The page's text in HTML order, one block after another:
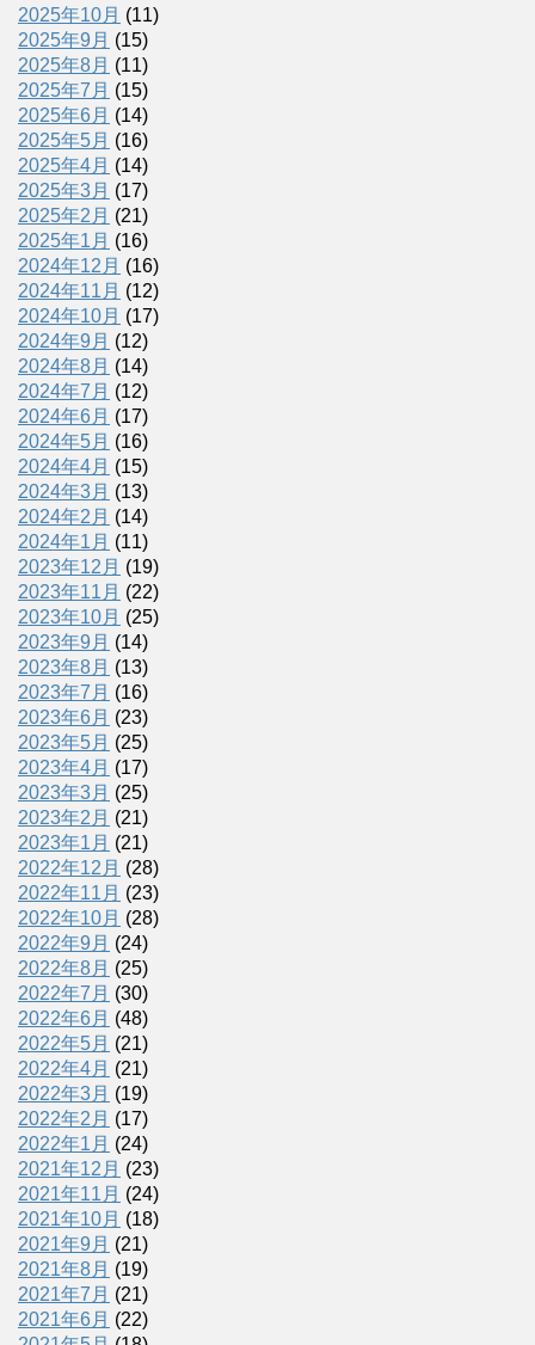
2025年10月 (11)
2025年9月 (15)
2025年8月 (11)
2025年7月 (15)
2025年6月 (14)
2025年5月 (16)
2025年4月 (14)
2025年3月 (17)
2025年2月 (21)
2025年1月 (16)
2024年12月 (16)
2024年11月 (12)
2024年10月 (17)
2024年9月 (12)
2024年8月 (14)
2024年7月 (12)
2024年6月 (17)
2024年5月 (16)
2024年4月 (15)
2024年3月 (13)
2024年2月 (14)
2024年1月 (11)
2023年12月 (19)
2023年11月 (22)
2023年10月 (25)
2023年9月 (14)
2023年8月 (13)
2023年7月 (16)
2023年6月 (23)
2023年5月 (25)
2023年4月 (17)
2023年3月 (25)
2023年2月 (21)
2023年1月 (21)
2022年12月 (28)
2022年11月 (23)
2022年10月 (28)
2022年9月 (24)
2022年8月 (25)
2022年7月 (30)
2022年6月 (48)
2022年5月 (21)
2022年4月 (21)
2022年3月 (19)
2022年2月 (17)
2022年1月 (24)
2021年12月 (23)
2021年11月 (24)
2021年10月 (18)
2021年9月 (21)
2021年8月 (19)
2021年7月 (21)
2021年6月 (22)